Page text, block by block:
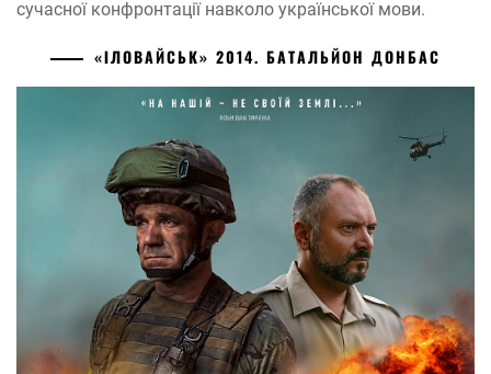
сучасної конфронтації навколо української мови.
«ІЛОВАЙСЬК» 2014. БАТАЛЬЙОН ДОНБАС